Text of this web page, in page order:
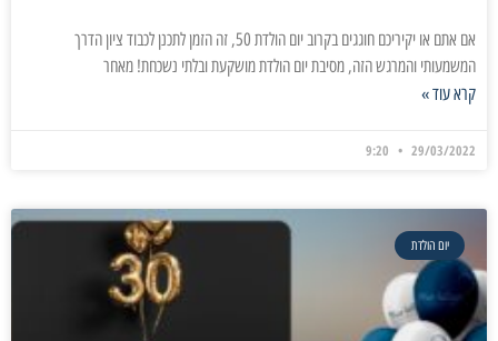
אם אתם או יקיריכם חוגגים בקרוב יום הולדת 50, זה הזמן לתכנן לכבוד ציון הדרך
המשמעותי והמרגש הזה, מסיבת יום הולדת מושקעת ובלתי נשכחת! מאחר
קרא עוד »
29/03/2022
יום הולדת